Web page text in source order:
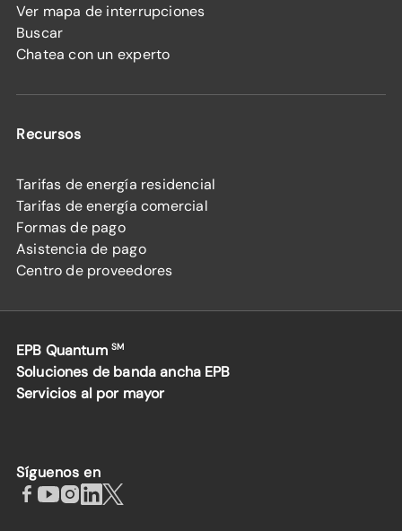
Ver mapa de interrupciones
Buscar
Chatea con un experto
Recursos
Tarifas de energía residencial
Tarifas de energía comercial
Formas de pago
Asistencia de pago
Centro de proveedores
EPB Quantum SM
Soluciones de banda ancha EPB
Servicios al por mayor
Síguenos en